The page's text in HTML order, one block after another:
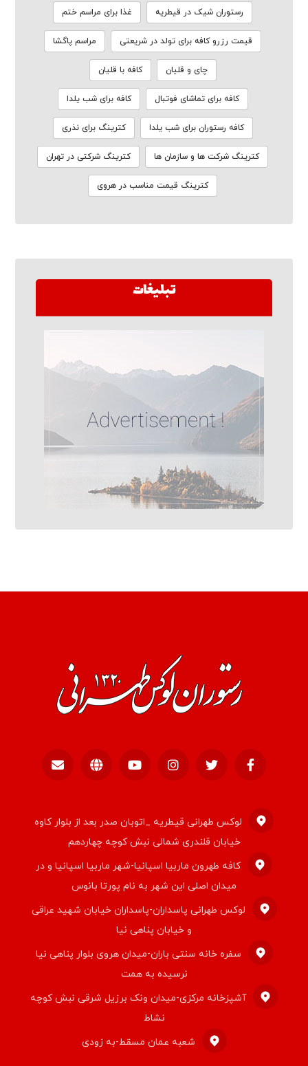
رستوران شیک در قیطریه غذا برای مراسم ختم
قیمت رزرو کافه برای تولد در شریعتی مراسم پاگشا
چای و قلیان کافه با قلیان
کافه برای تماشای فوتبال کافه برای شب یلدا
کافه رستوران برای شب یلدا کترینگ برای نذری
کترینگ شرکت ها و سازمان ها کترینگ شرکتی در تهران
کترینگ قیمت مناسب در هروی
تبلیغات
لوکس طهرانی قیطریه _اتوبان صدر بعد از بلوار کاوه
خیابان قلندری شمالی نبش کوچه چهاردهم
کافه طهرون ماربیا اسپانیا-شهر ماربیا اسپانیا و در
میدان اصلی این شهر به نام پورتا بانوس
لوکس طهرانی پاسداران-پاسداران خیابان شهید عراقی
و خیابان پناهی نیا
سفره خانه سنتی باران-میدان هروی بلوار پناهی نیا
نرسیده به همت
آشپزخانه مرکزی-میدان ونک برزیل شرقی نبش کوچه
نشاط
شعبه عمان مسقط-به زودی